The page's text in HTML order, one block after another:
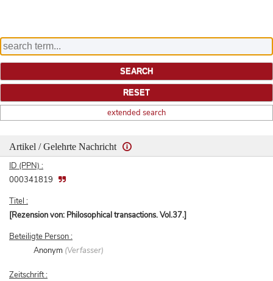
extended search
Artikel / Gelehrte Nachricht
ID (PPN) :
000341819
Titel :
[Rezension von: Philosophical transactions. Vol.37.]
Beteiligte Person :
Anonym (Verfasser)
Zeitschrift :